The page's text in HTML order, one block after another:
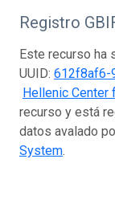
Registro
Este recurso ha
UUID: 612f8af6-
Hellenic Center
recurso y está
datos avalado
System.